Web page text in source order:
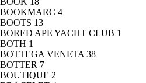
BOOKMARC 4
BOOTS 13
BORED APE YACHT CLUB 1
BOTH 1
BOTTEGA VENETA 38
BOTTER 7
BOUTIQUE 2